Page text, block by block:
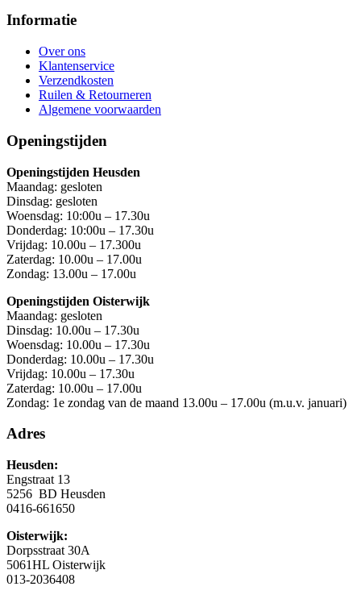
Informatie
Over ons
Klantenservice
Verzendkosten
Ruilen & Retourneren
Algemene voorwaarden
Openingstijden
Openingstijden Heusden
Maandag: gesloten
Dinsdag: gesloten
Woensdag: 10:00u – 17.30u
Donderdag: 10:00u – 17.30u
Vrijdag: 10.00u – 17.300u
Zaterdag: 10.00u – 17.00u
Zondag: 13.00u – 17.00u
Openingstijden Oisterwijk
Maandag: gesloten
Dinsdag: 10.00u – 17.30u
Woensdag: 10.00u – 17.30u
Donderdag: 10.00u – 17.30u
Vrijdag: 10.00u – 17.30u
Zaterdag: 10.00u – 17.00u
Zondag: 1e zondag van de maand 13.00u – 17.00u (m.u.v. januari)
Adres
Heusden:
Engstraat 13
5256 BD Heusden
0416-661650
Oisterwijk:
Dorpsstraat 30A
5061HL Oisterwijk
013-2036408